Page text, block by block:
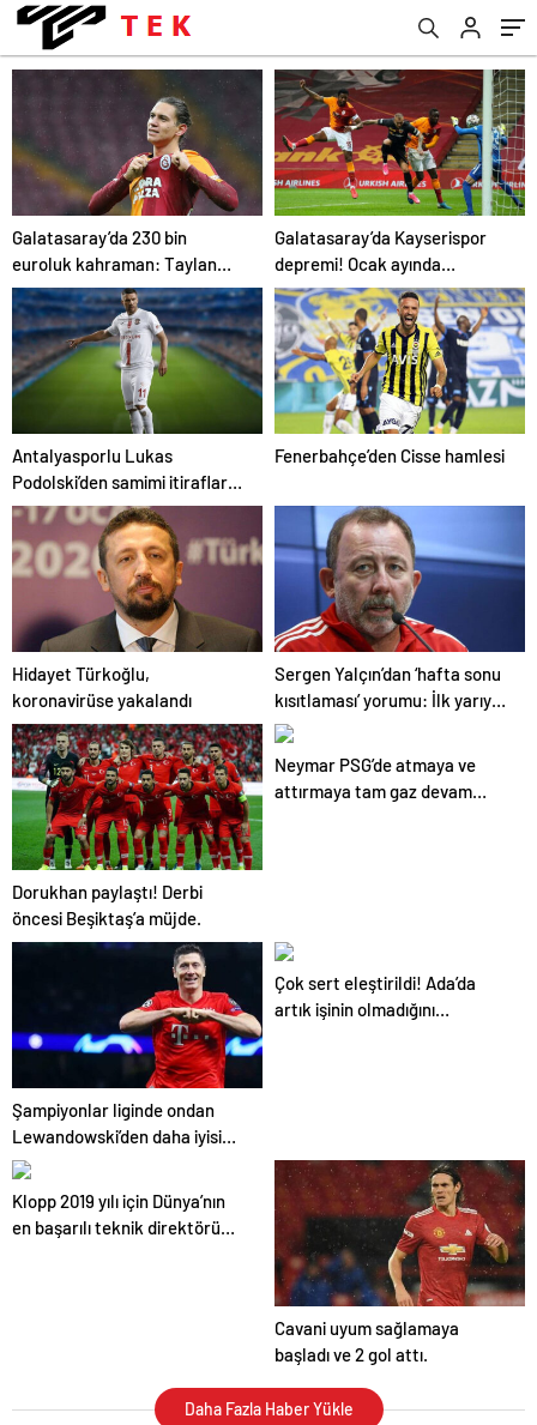
Galatasaray’da 230 bin
euroluk kahraman: Taylan
Antalyalı!.
Galatasaray’da Kayserispor
depremi! Ocak ayında
gönderilecek.
Antalyasporlu Lukas
Podolski’den samimi itiraflar
“Türkiye benim ikinci vatanım”
.
Fenerbahçe’den Cisse hamlesi
Hidayet Türkoğlu,
koronavirüse yakalandı
Sergen Yalçın’dan ‘hafta sonu
kısıtlaması’ yorumu: İlk yarıyı
oynayıp bırakacağız galiba
Dorukhan paylaştı! Derbi
öncesi Beşiktaş’a müjde.
Neymar PSG’de atmaya ve
attırmaya tam gaz devam
Şampiyonlar liginde ondan
Lewandowski’den daha iyisi
yok!
Çok sert eleştirildi! Ada’da
artık işinin olmadığını
Klopp 2019 yılı için Dünya’nın
en başarılı teknik direktörü
Cavani uyum sağlamaya
başladı ve 2 gol attı.
Daha Fazla Haber Yükle